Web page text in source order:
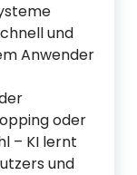
und
Anwender
oder
– KI lernt
und